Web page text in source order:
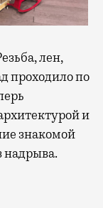
лен,
проходило по
и
знакомой
надрыва.